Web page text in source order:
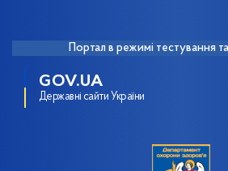
Портал в режимі тестування
GOV.UA
Державні сайти України